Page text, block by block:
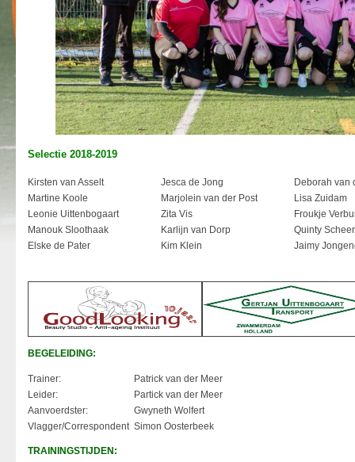
Selectie 2018-2019
Kirsten van Asselt Jesca de Jong
Deborah van
Martine Koole
Marjolein van der Post
Lisa Zuidam
Leonie Uittenbogaart
Zita Vis
Froukje
Manouk Sloothaak
Karlijn van Dorp
Quinty Scheer
Elske de Pater
Kim Klein Jaimy
BEGELEIDING:
Trainer:
Patrick van der Meer
Leider:
Partick van der Meer
Aanvoerdster:
Gwyneth Wolfert
Vlagger/Correspondent Simon Oosterbeek
TRAININGSTIJDEN: